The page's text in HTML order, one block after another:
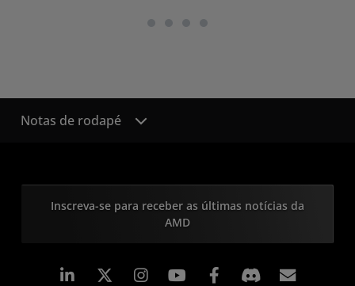
Notas de rodapé
Inscreva-se para receber as últimas notícias da
AMD
Linkedin Instagram Facebook